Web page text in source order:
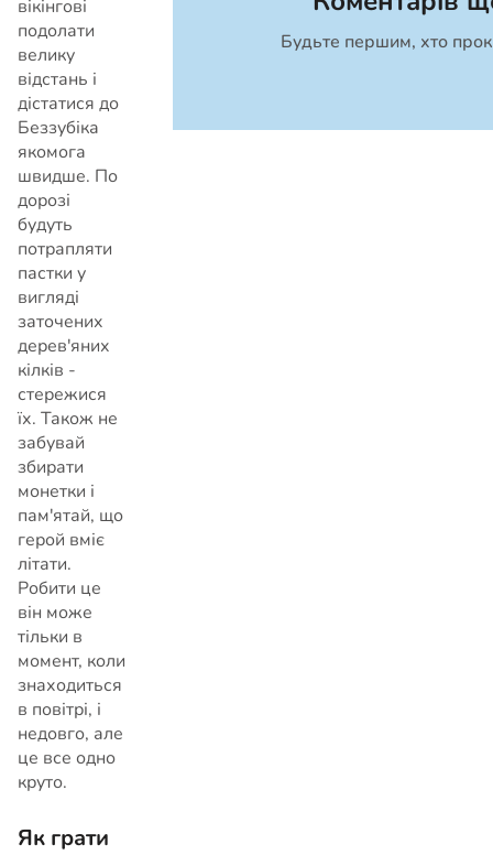
вікінгові
подолати
велику
відстань і
дістатися до
Беззубіка
якомога
швидше. По
дорозі
будуть
потрапляти
пастки у
вигляді
заточених
дерев'яних
кілків -
стережися
їх. Також не
забувай
збирати
монетки і
пам'ятай, що
герой вміє
літати.
Робити це
він може
тільки в
момент, коли
знаходиться
в повітрі, і
недовго, але
це все одно
круто.
Як грати
Будьте першим, хто
Скасувати